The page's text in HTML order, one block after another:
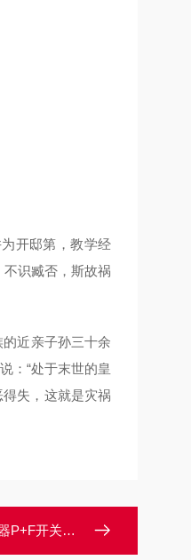
开邸第，教学经
识臧否，斯故祸
近亲子孙三十余
：“处于末世的皇
失，这就是灾祸
关原装出售